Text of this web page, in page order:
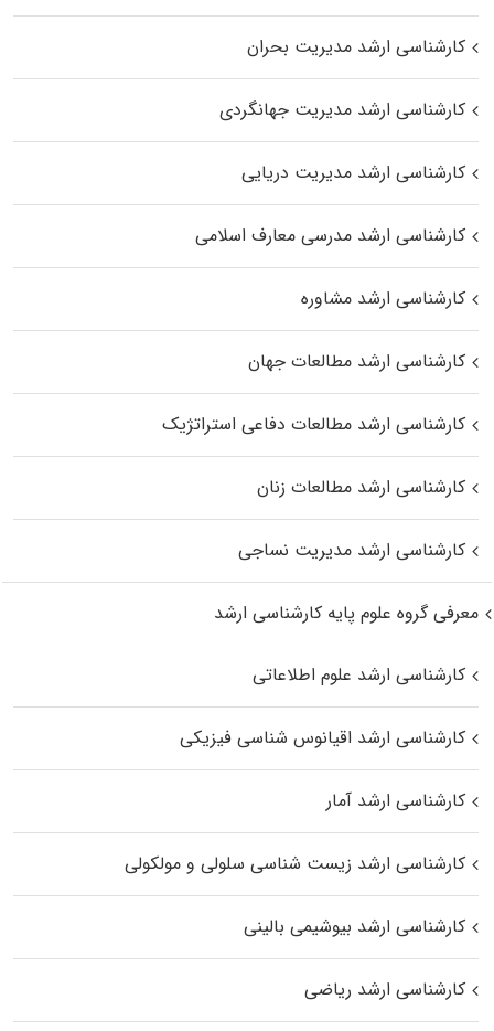
کارشناسی ارشد مدیریت بحران
کارشناسی ارشد مدیریت جهانگردی
کارشناسی ارشد مدیریت دریایی
کارشناسی ارشد مدرسی معارف اسلامی
کارشناسی ارشد مشاوره
کارشناسی ارشد مطالعات جهان
کارشناسی ارشد مطالعات دفاعی استراتژیک
کارشناسی ارشد مطالعات زنان
کارشناسی ارشد مدیریت نساجی
معرفی گروه علوم پایه کارشناسی ارشد
کارشناسی ارشد علوم اطلاعاتی
کارشناسی ارشد اقیانوس‌ شناسی فیزیکی
کارشناسی ارشد آمار
کارشناسی ارشد زیست شناسی سلولی و مولکولی
کارشناسی ارشد بیوشیمی بالینی
کارشناسی ارشد ریاضی